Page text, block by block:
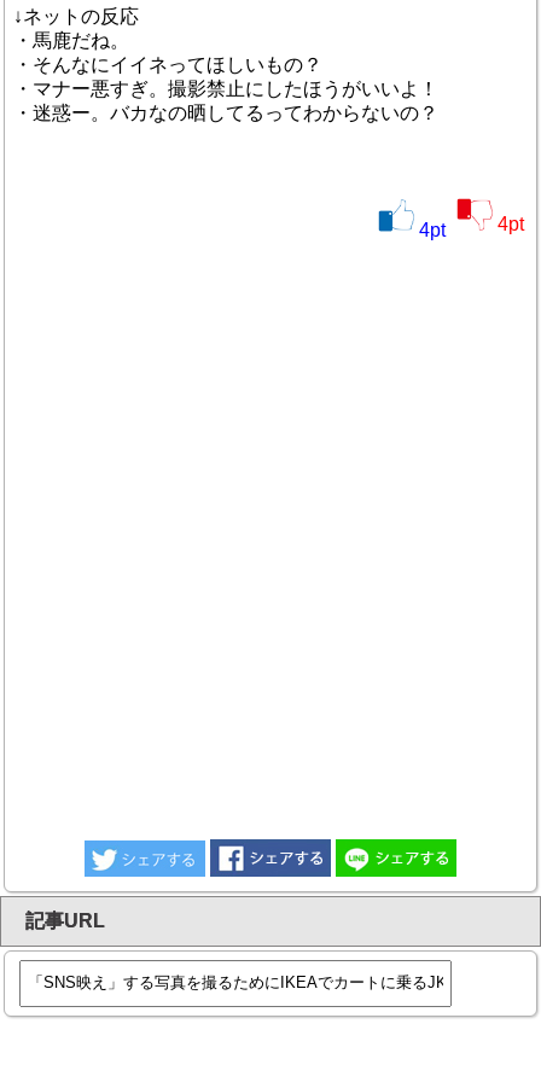
↓ネットの反応
・馬鹿だね。
・そんなにイイネってほしいもの？
・マナー悪すぎ。撮影禁止にしたほうがいいよ！
・迷惑ー。バカなの晒してるってわからないの？
4pt 4pt
記事URL